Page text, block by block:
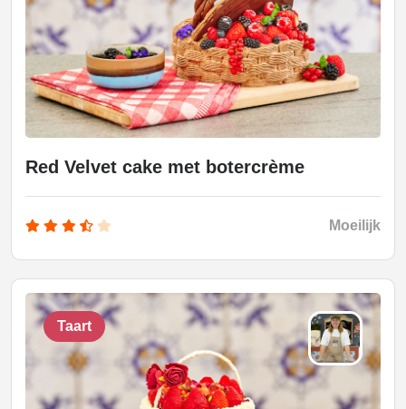
Red Velvet cake met botercrème
Moeilijk
Taart